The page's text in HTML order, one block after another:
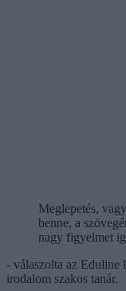
Meglepetés,
benne, a
nagy figyelmet
- válaszolta az Eduline
irodalom szakos tanár.